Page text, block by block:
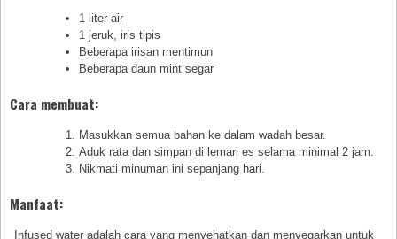
1 liter air
1 jeruk, iris tipis
Beberapa irisan mentimun
Beberapa daun mint segar
Cara membuat:
Masukkan semua bahan ke dalam wadah besar.
Aduk rata dan simpan di lemari es selama minimal 2 jam.
Nikmati minuman ini sepanjang hari.
Manfaat:
Infused water adalah cara yang menyehatkan dan menyegarkan untuk